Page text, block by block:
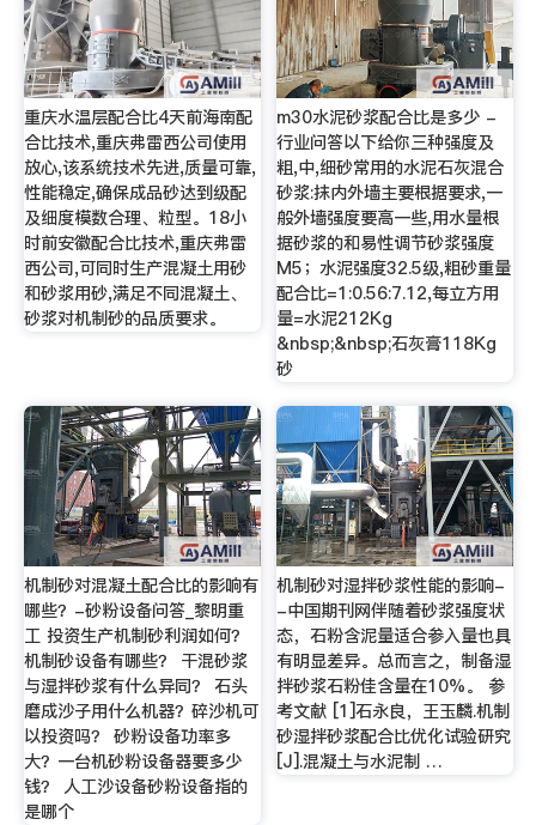
重庆水温层配合比4天前海南配
合比技术,重庆弗雷西公司使用
放心,该系统技术先进,质量可靠,
性能稳定,确保成品砂达到级配
及细度模数合理、粒型。18小
时前安徽配合比技术,重庆弗雷
西公司,可同时生产混凝土用砂
和砂浆用砂,满足不同混凝土、
砂浆对机制砂的品质要求。
m30水泥砂浆配合比是多少 -
行业问答以下给你三种强度及
粗,中,细砂常用的水泥石灰混合
砂浆:抹内外墙主要根据要求,一
般外墙强度要高一些,用水量根
据砂浆的和易性调节砂浆强度
M5；水泥强度32.5级,粗砂重量
配合比=1:0.56:7.12,每立方用
量=水泥212Kg
&nbsp;&nbsp;石灰膏118Kg
砂
机制砂对混凝土配合比的影响有
哪些？-砂粉设备问答_黎明重
工 投资生产机制砂利润如何？
机制砂设备有哪些？ 干混砂浆
与湿拌砂浆有什么异同？ 石头
磨成沙子用什么机器？碎沙机可
以投资吗？ 砂粉设备功率多
大？一台机砂粉设备器要多少
钱？ 人工沙设备砂粉设备指的
是哪个
机制砂对湿拌砂浆性能的影响-
-中国期刊网伴随着砂浆强度状
态，石粉含泥量适合参入量也具
有明显差异。总而言之，制备湿
拌砂浆石粉佳含量在10%。 参
考文献 [1]石永良，王玉麟.机制
砂湿拌砂浆配合比优化试验研究
[J].混凝土与水泥制 …